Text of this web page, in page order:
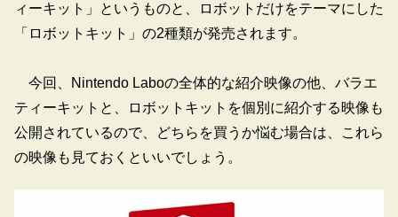
ィーキット」というものと、ロボットだけをテーマにした
「ロボットキット」の2種類が発売されます。
今回、Nintendo Laboの全体的な紹介映像の他、バラエ
ティーキットと、ロボットキットを個別に紹介する映像も
公開されているので、どちらを買うか悩む場合は、これら
の映像も見ておくといいでしょう。